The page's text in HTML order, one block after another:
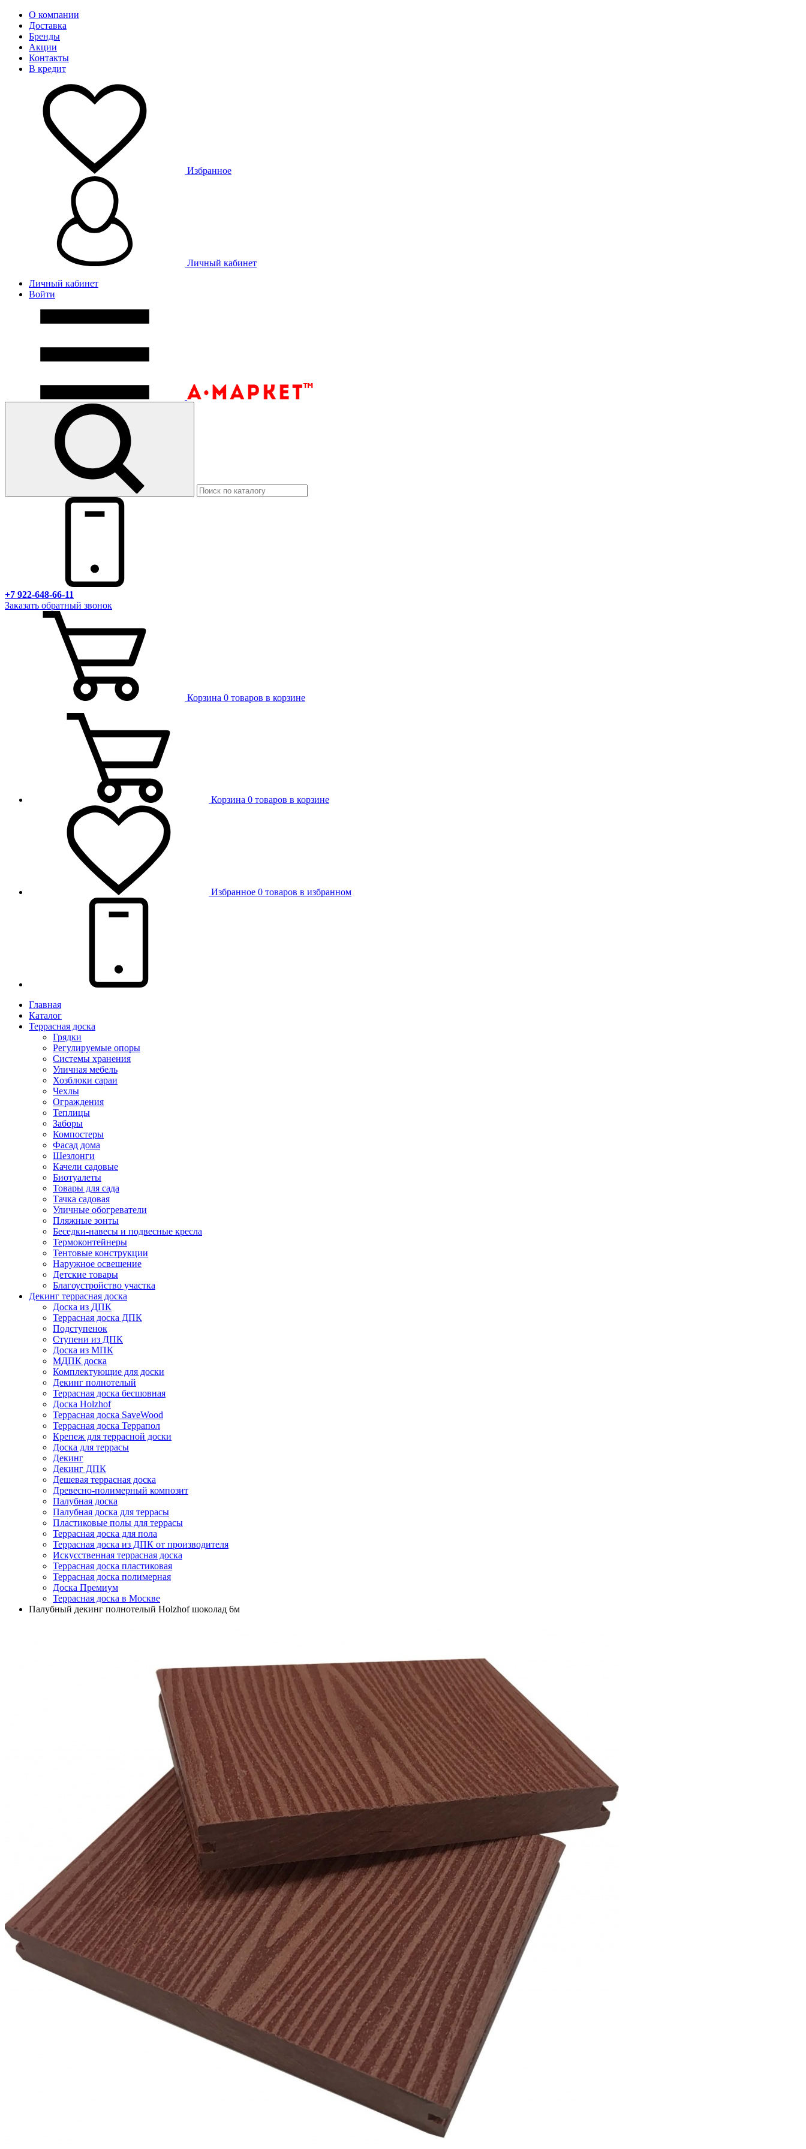
О компании
Доставка
Бренды
Акции
Контакты
В кредит
Избранное
Личный кабинет
Личный кабинет
Войти
+7 922-648-66-11
Заказать обратный звонок
Корзина 0 товаров в корзине
Корзина 0 товаров в корзине
Избранное 0 товаров в избранном
Главная
Каталог
Террасная доска
Грядки
Регулируемые опоры
Системы хранения
Уличная мебель
Хозблоки сараи
Чехлы
Ограждения
Теплицы
Заборы
Компостеры
Фасад дома
Шезлонги
Качели садовые
Биотуалеты
Товары для сада
Тачка садовая
Уличные обогреватели
Пляжные зонты
Беседки-навесы и подвесные кресла
Термоконтейнеры
Тентовые конструкции
Наружное освещение
Детские товары
Благоустройство участка
Декинг террасная доска
Доска из ДПК
Террасная доска ДПК
Подступенок
Ступени из ДПК
Доска из МПК
МДПК доска
Комплектующие для доски
Декинг полнотелый
Террасная доска бесшовная
Доска Holzhof
Террасная доска SaveWood
Террасная доска Террапол
Крепеж для террасной доски
Доска для террасы
Декинг
Декинг ДПК
Дешевая террасная доска
Древесно-полимерный композит
Палубная доска
Палубная доска для террасы
Пластиковые полы для террасы
Террасная доска для пола
Террасная доска из ДПК от производителя
Искусственная террасная доска
Террасная доска пластиковая
Террасная доска полимерная
Доска Премиум
Террасная доска в Москве
Палубный декинг полнотелый Holzhof шоколад 6м